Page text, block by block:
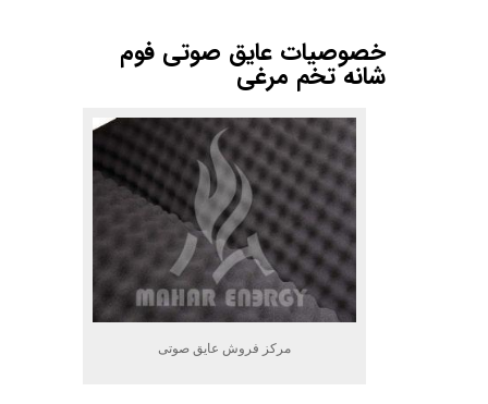
خصوصیات عایق صوتی فوم
شانه تخم مرغی
مرکز فروش عایق صوتی